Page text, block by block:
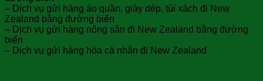
– Dịch vụ gửi hàng áo quần, giày dép, túi xách đi New
Zealand bằng đường biển
– Dịch vụ gửi hàng nông sản đi New Zealand bằng đường
biển
– Dịch vụ gửi hàng hóa cá nhân đi New Zealand